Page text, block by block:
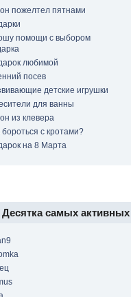
пожелтел пятнами
помощи с выбором
любимой
посев
детские игрушки
для ванны
из клевера
бороться с кротами?
на 8 Марта
Десятка самых